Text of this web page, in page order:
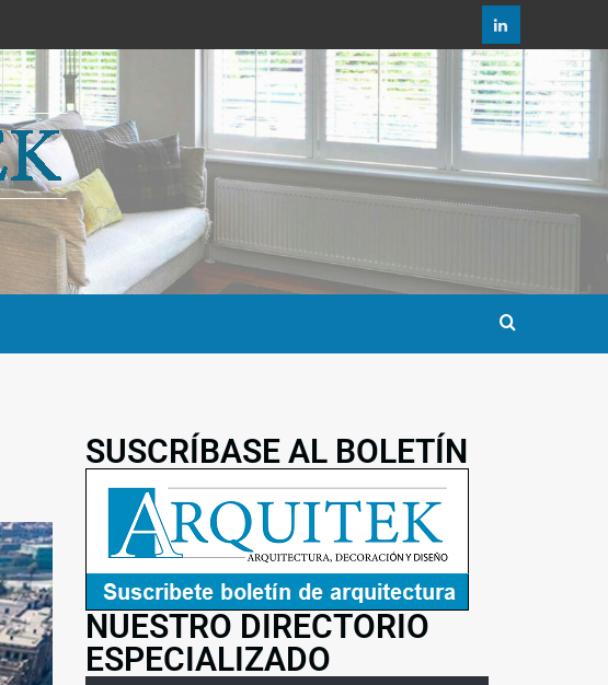
SUSCRÍBASE AL BOLETÍN
NUESTRO DIRECTORIO
ESPECIALIZADO